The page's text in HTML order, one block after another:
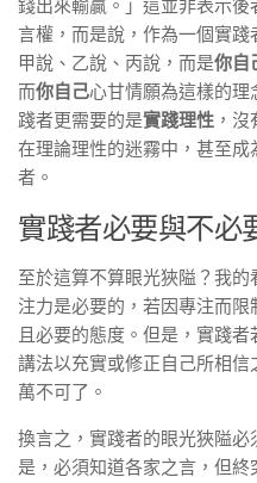
錢出來輸贏。」這並非表示
言權，而是說，作為一個實
甲說、乙說、丙說，而是你自
而你自己心甘情願為這樣的
踐者更需要的是實踐理性 ，
在理論理性的迷霧中，甚至
者。
實踐者必要與不必
至於這算不算眼光狹隘？我
注力是必要的，若因專注而
且必要的態度。但是，實踐
講法以充實或修正自己所相
萬不可了。
換言之，實踐者的眼光狹隘
是，必須知道各家之言，但